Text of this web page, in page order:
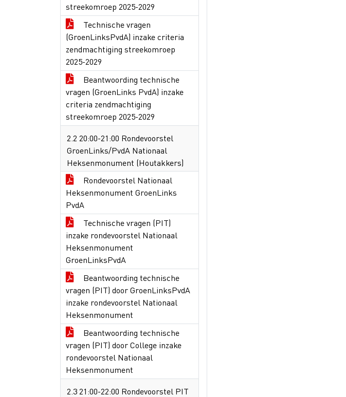
streekomroep 2025-2029
Technische vragen
(GroenLinksPvdA) inzake criteria
zendmachtiging streekomroep
2025-2029
Beantwoording technische
vragen (GroenLinks PvdA) inzake
criteria zendmachtiging
streekomroep 2025-2029
2.2 20:00-21:00 Rondevoorstel
GroenLinks/PvdA Nationaal
Heksenmonument (Houtakkers)
Rondevoorstel Nationaal
Heksenmonument GroenLinks
PvdA
Technische vragen (PIT)
inzake rondevoorstel Nationaal
Heksenmonument
GroenLinksPvdA
Beantwoording technische
vragen (PIT) door GroenLinksPvdA
inzake rondevoorstel Nationaal
Heksenmonument
Beantwoording technische
vragen (PIT) door College inzake
rondevoorstel Nationaal
Heksenmonument
2.3 21:00-22:00 Rondevoorstel PIT